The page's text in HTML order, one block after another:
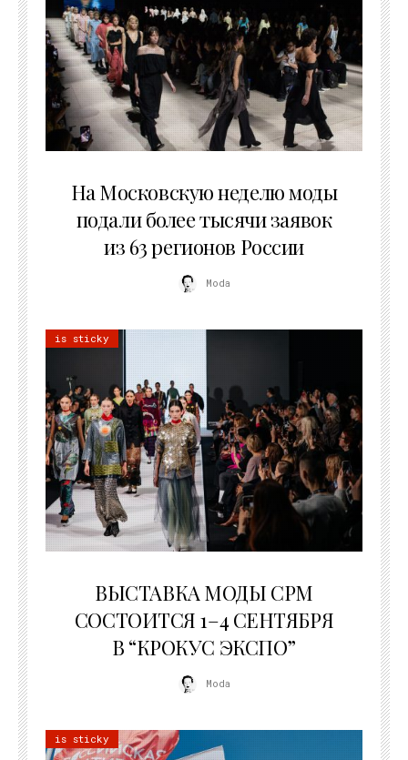
На Московскую неделю моды
подали более тысячи заявок
из 63 регионов России
Moda
is sticky
ВЫСТАВКА МОДЫ CPM
СОСТОИТСЯ 1–4 СЕНТЯБРЯ
В “КРОКУС ЭКСПО”
Moda
is sticky